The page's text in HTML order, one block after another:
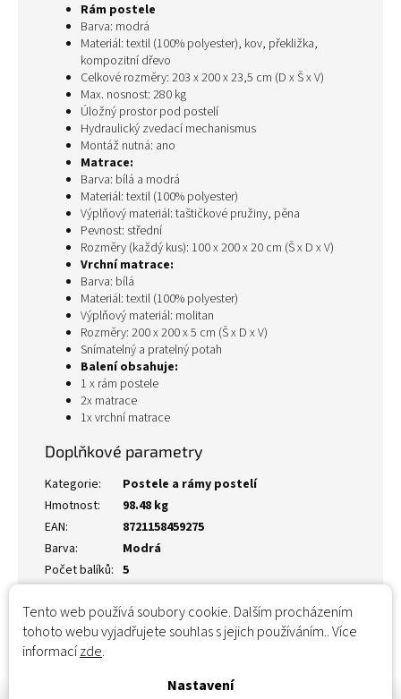
Tento web používá soubory cookie. Dalším procházením
tohoto webu vyjadřujete souhlas s jejich používáním.. Více
informacízde.
Nastavení
Rám postele
Barva: modrá
Materiál: textil (100% polyester), kov, překližka,
kompozitní dřevo
Celkové rozměry: 203 x 200 x 23,5 cm (D x Š x V)
Max. nosnost: 280 kg
Úložný prostor pod postelí
Hydraulický zvedací mechanismus
Montáž nutná: ano
Matrace:
Barva: bílá a modrá
Materiál: textil (100% polyester)
Výplňový materiál: taštičkové pružiny, pěna
Pevnost: střední
Rozměry (každý kus): 100 x 200 x 20 cm (Š x D x V)
Vrchní matrace:
Barva: bílá
Materiál: textil (100% polyester)
Výplňový materiál: molitan
Rozměry: 200 x 200 x 5 cm (Š x D x V)
Snímatelný a pratelný potah
Balení obsahuje:
1 x rám postele
2x matrace
1x vrchní matrace
Doplňkové parametry
Kategorie:
Postele a rámy postelí
Hmotnost:
98.48 kg
EAN:
8721158459275
Barva:
Modrá
Počet balíků: 5